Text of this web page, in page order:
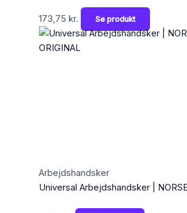
173,75 kr. Se produkt
Arbejdshandsker
Universal Arbejdshandsker |